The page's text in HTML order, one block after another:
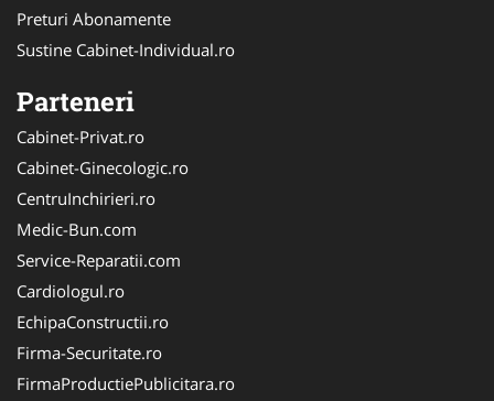
Preturi Abonamente
Sustine Cabinet-Individual.ro
Parteneri
Cabinet-Privat.ro
Cabinet-Ginecologic.ro
CentruInchirieri.ro
Medic-Bun.com
Service-Reparatii.com
Cardiologul.ro
EchipaConstructii.ro
Firma-Securitate.ro
FirmaProductiePublicitara.ro